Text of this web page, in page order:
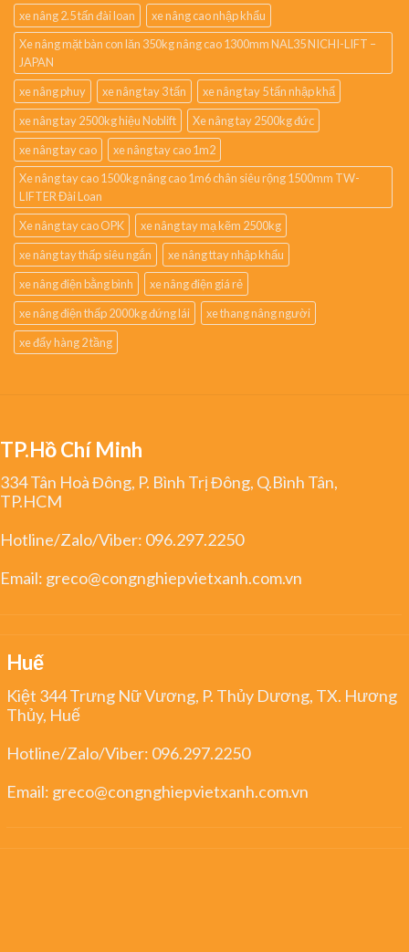
xe nâng 2.5 tấn đài loan
xe nâng cao nhập khẩu
Xe nâng mặt bàn con lăn 350kg nâng cao 1300mm NAL35 NICHI-LIFT –
JAPAN
xe nâng phuy
xe nâng tay 3 tấn
xe nâng tay 5 tấn nhập khẩ
xe nâng tay 2500kg hiệu Noblift
Xe nâng tay 2500kg đức
xe nâng tay cao
xe nâng tay cao 1m2
Xe nâng tay cao 1500kg nâng cao 1m6 chân siêu rộng 1500mm TW-
LIFTER Đài Loan
Xe nâng tay cao OPK
xe nâng tay mạ kẽm 2500kg
xe nâng tay thấp siêu ngắn
xe nâng ttay nhập khẩu
xe nâng điện bằng bình
xe nâng điện giá rẻ
xe nâng điện thấp 2000kg đứng lái
xe thang nâng người
xe đẩy hàng 2 tầng
TP.Hồ Chí Minh
334 Tân Hoà Đông, P. Bình Trị Đông, Q.Bình Tân,
TP.HCM
Hotline/Zalo/Viber: 096.297.2250
Email: greco@congnghiepvietxanh.com.vn
Huế
Kiệt 344 Trưng Nữ Vương, P. Thủy Dương, TX. Hương
Thủy, Huế
Hotline/Zalo/Viber: 096.297.2250
Email: greco@congnghiepvietxanh.com.vn